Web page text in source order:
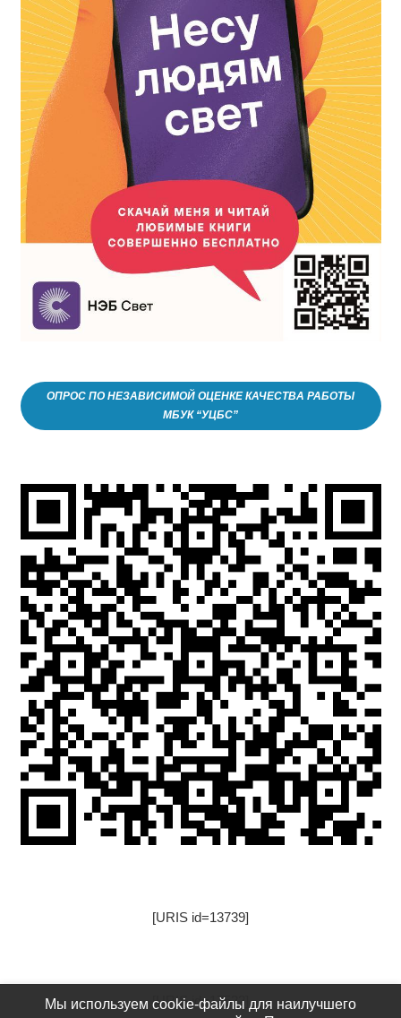
ОПРОС ПО НЕЗАВИСИМОЙ ОЦЕНКЕ КАЧЕСТВА РАБОТЫ
МБУК “УЦБС”
[URIS id=13739]
[URIS id=17522]
Мы используем cookie-файлы для наилучшего